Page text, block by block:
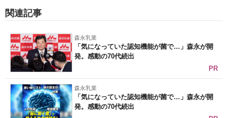
関連記事
森永乳業
「気になっていた認知機能が菌で…」森永が開
発。感動の70代続出
PR
森永乳業
「気になっていた認知機能が菌で…」森永が開
発。感動の70代続出